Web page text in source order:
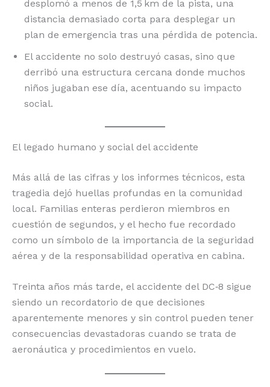
desplomó a menos de 1,5 km de la pista, una
distancia demasiado corta para desplegar un
plan de emergencia tras una pérdida de potencia.
El accidente no solo destruyó casas, sino que
derribó una estructura cercana donde muchos
niños jugaban ese día, acentuando su impacto
social.
El legado humano y social del accidente
Más allá de las cifras y los informes técnicos, esta
tragedia dejó huellas profundas en la comunidad
local. Familias enteras perdieron miembros en
cuestión de segundos, y el hecho fue recordado
como un símbolo de la importancia de la seguridad
aérea y de la responsabilidad operativa en cabina.
Treinta años más tarde, el accidente del DC‑8 sigue
siendo un recordatorio de que decisiones
aparentemente menores y sin control pueden tener
consecuencias devastadoras cuando se trata de
aeronáutica y procedimientos en vuelo.